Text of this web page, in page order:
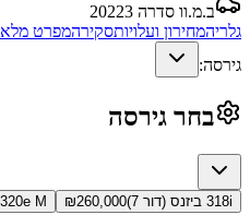
ב.מ.וו סדרה 3
2022
גלריהמחירון ועלויותסקירהמפרט מלא
גירסה:
בחר גירסה
318i ביזנס (דור 7) ₪260,000 320e M דיזיין SE היברידי (דור 7)